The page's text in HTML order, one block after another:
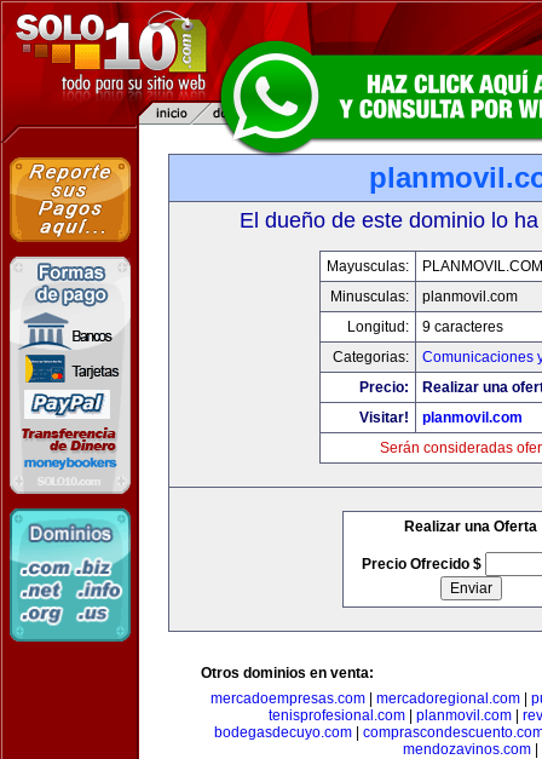
El dueño de este dominio lo
Mayusculas:
PLANMOVIL.COM
Minusculas:
planmovil.com
Longitud:
9 caracteres
Categorias:
Comunicaciones
Precio:
Realizar una
Visitar!
planmovil.com
Serán consideradas
Realizar una Oferta
Precio Ofrecido $
Otros dominios en venta:
mercadoempresas.com| mercadoregional.com|
tenisprofesional.com
planmovil.com
bodegasdecuyo.com
mendozavinos.com